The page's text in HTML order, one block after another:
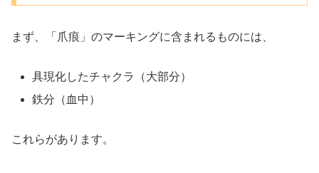
まず、「爪痕」のマーキングに含まれるものには、
具現化したチャクラ（大部分）
鉄分（血中）
これらがあります。